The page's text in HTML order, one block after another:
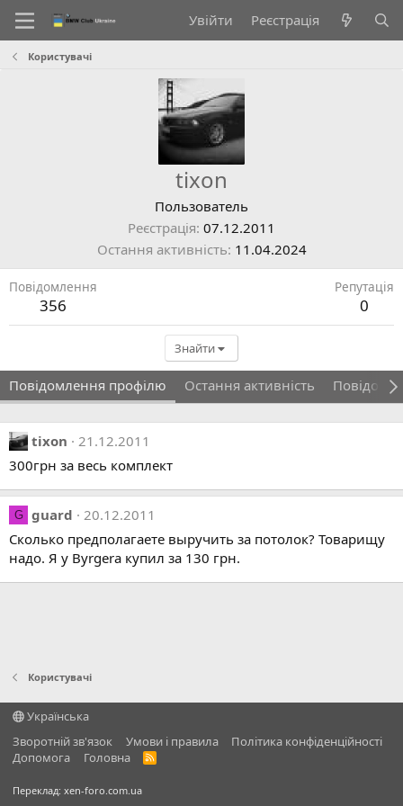
Увійти Реєстрація
Користувачі
tixon
Пользователь
Реєстрація 07.12.2011
Остання активність 11.04.2024
Повідомлення
356
Репутація
0
Знайти
Повідомлення профілю Остання активність
tixon
21.12.2011
300грн за весь комплект
G guard
20.12.2011
Сколько предполагаете выручить за потолок? Товарищу
надо. Я у Byrgera купил за 130 грн.
Користувачі
Українська
Зворотній зв'язок
Умови і правила
Політика конфіденційності
Дoпoмoга
Головна
R
Переклад: xen-foro.com.ua